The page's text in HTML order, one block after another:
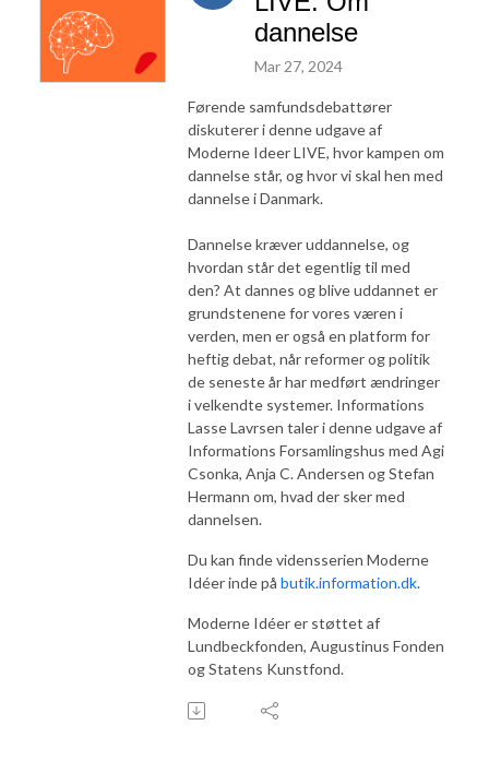
dannelse
Mar 27, 2024
Førende samfundsdebattører
diskuterer i denne udgave af
Moderne Ideer LIVE, hvor kampen om
dannelse står, og hvor vi skal hen med
dannelse i Danmark.
Dannelse kræver uddannelse, og
hvordan står det egentlig til med
den? At dannes og blive uddannet er
grundstenene for vores væren i
verden, men er også en platform for
heftig debat, når reformer og politik
de seneste år har medført ændringer
i velkendte systemer. Informations
Lasse Lavrsen taler i denne udgave af
Informations Forsamlingshus med Agi
Csonka, Anja C. Andersen og Stefan
Hermann om, hvad der sker med
dannelsen.
Du kan finde vidensserien Moderne
Idéer inde på butik.information.dk.
Moderne Idéer er støttet af
Lundbeckfonden, Augustinus Fonden
og Statens Kunstfond.